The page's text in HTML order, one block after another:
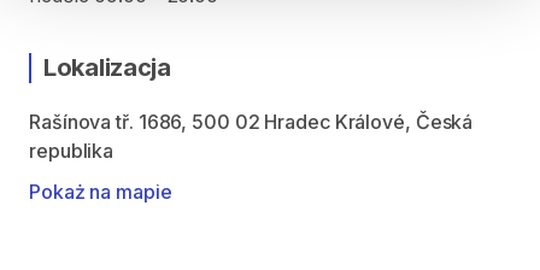
Lokalizacja
Rašínova tř. 1686, 500 02 Hradec Králové, Česká
republika
Pokaż na mapie